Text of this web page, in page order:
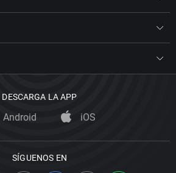
DESCARGA LA APP
Android iOS
SÍGUENOS EN